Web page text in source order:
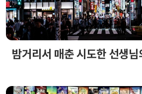
밤거리서 매춘 시도한 선생